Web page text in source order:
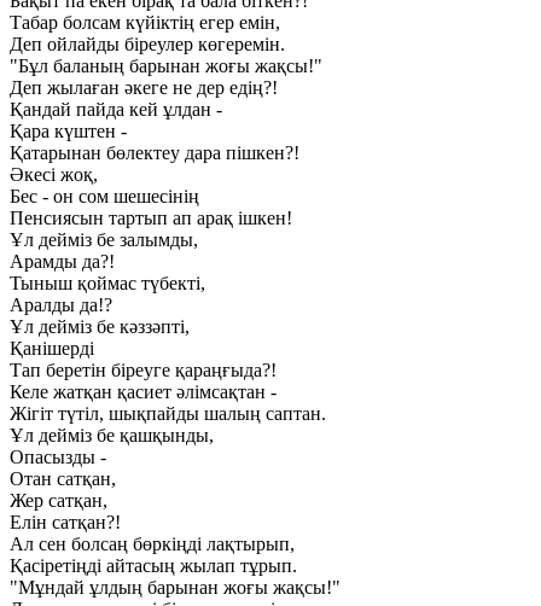
Табар болсам күйіктің егер емін,
Деп ойлайды біреулер көгеремін.
"Бұл баланың барынан жоғы жақсы!"
Деп жылаған әкеге не дер едің?!
Қандай пайда кей ұлдан -
Қара күштен -
Қатарынан бөлектеу дара пішкен?!
Әкесі жоқ,
Бес - он сом шешесінің
Пенсиясын тартып ап арақ ішкен!
Ұл дейміз бе залымды,
Арамды да?!
Тыныш қоймас түбекті,
Аралды да!?
Ұл дейміз бе кәззәпті,
Қанішерді
Тап беретін біреуге қараңғыда?!
Келе жатқан қасиет әлімсақтан -
Жігіт түтіл, шықпайды шалың саптан.
Ұл дейміз бе қашқынды,
Опасызды -
Отан сатқан,
Жер сатқан,
Елін сатқан?!
Ал сен болсаң бөркіңді лақтырып,
Қасіретіңді айтасың жылап тұрып.
"Мұндай ұлдың барынан жоғы жақсы!"